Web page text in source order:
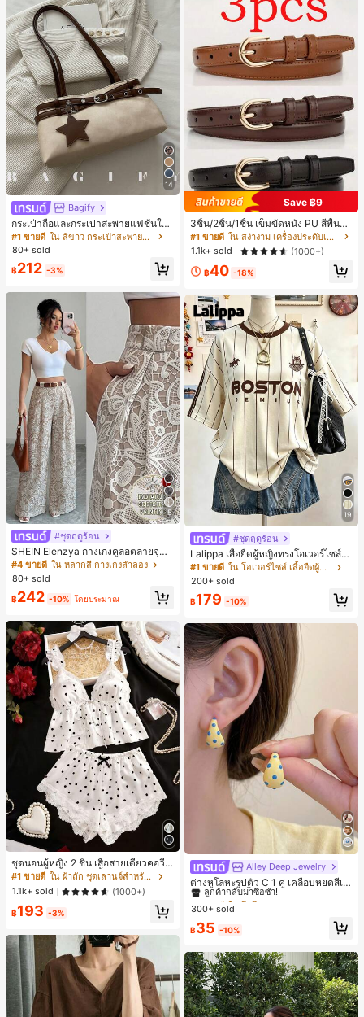
14
Bagify
กระเป๋าถือและกระเป๋าสะพายแฟชั่นให
ม่ ตกแต่งด้วยเข็มขัด เหมาะสำหรับงาน
ปาร์ตี้ การรวมตัว การออกไปข้างนอก ก
ารท่องเที่ยว การช้อปปิ้ง และการใช้งาน
ประจำวัน สามารถเก็บเหรียญ โทรศัพท์
เหมาะสำหรับกระเป๋าทำงานของพนักง
านออฟฟิศ นักศึกษามหาวิทยาลัย และ
พนักงานออฟฟิศ กระเป๋าผู้หญิงที่หรูหรา
#1 ขายดี
ใน สีขาว กระเป๋าสะพายผู้หญิง
80+ sold
฿212 -3%
5
#ชุดฤดูร้อน
SHEIN Elenzya กางเกงคูลอตลายจุดเ
อวสูงแบบใหม่สำหรับฤดูใบไม้ผลิ/ฤดูร้อ
น, สไตล์หรูหราเหมาะสำหรับใส่ในชีวิต
ประจำวันและทำงาน, ให้ความรู้สึกวินเ
ทจสำหรับฤดูรับปริญญา, เทศกาลดนตร
ี, การแข่งม้าดาร์บี้, วันประกาศอิสรภาพ
#4 ขายดี ใน หลากสี กางเกงลำลอง
80+ sold
฿242 -10% โดยประมาณ
ชุดนอนผู้หญิง 2 ชิ้น เสื้อสายเดี่ยวคอวีลู
กไม้ พร้อมกางเกงขาสั้นแต่งลูกไม้ แต่ง
โบว์ที่เอว ชุดลำลองผู้หญิงนุ่มสบายน่ารั
ก สไตล์เอสเธติก
#1 ขายดี
ใน ผ้าถัก ชุดเลานจ์สำหรับผู้หญิง
1.1k+ sold
(1000+)
฿193 -3%
Save ฿9
3ชิ้น/2ชิ้น/1ชิ้น เข็มขัดหนัง PU สีพื้น
ลำลอง ดีไซน์มินิมอล เหมาะสำหรับผู้ห
ญิงในฤดูร้อน ฤดูใบไม้ร่วง วิทยาเขต ป
ลายฤดูใบไม้ร่วง ฮาโลวีน & คริสต์มาส
ความหรูหราที่เงียบสงบ
#1 ขายดี
ใน สง่างาม เครื่องประดับเข็มขัดและเข็มขัดผู้หญิง
1.1k+ sold
(1000+)
฿40 -18%
19
#ชุดฤดูร้อน
Lalippa เสื้อยืดผู้หญิงทรงโอเวอร์ไซส์ค
วามยาวกลาง คอกลม ไหล่ตก ลายพิมพ์
ตัวอักษรและลายทางแนวตั้ง สไตล์แฟชั่
นมินิมอล ของขวัญให้เพื่อน
#1 ขายดี
ใน โอเวอร์ไซส์ เสื้อยืดผู้หญิง
200+ sold
฿179 -10%
Alley Deep Jewelry
ต่างหูโลหะรูปตัว C 1 คู่ เคลือบหยดสีเห
ลือง ลายจุดสีน้ำเงิน สไตล์ยุโรปและอเม
ริกัน แฟชั่นส่วนตัว หวานและสง่างาม
ดินทาง งานแต่งงาน ปาร์ตี้ วันเกิด ของ
#1 ขายดี ใน โบโฮ ต่างหูผู้หญิง
ลูกค้ากลับมาซื้อซ้ำ!
เกือบหมดแล้ว!
#1 ขายดี ใน โบโฮ ต่างหูผู้หญิง
ลูกค้ากลับมาซื้อซ้ำ!
เกือบหมดแล้ว!
#1 ขายดี ใน โบโฮ ต่างหูผู้หญิง
ลูกค้ากลับมาซื้อซ้ำ!
เกือบหมดแล้ว!
#1 ขายดี
ใน โบโฮ ต่างหูผู้หญิง
เกือบหมดแล้ว!
300+ sold
฿35 -10%